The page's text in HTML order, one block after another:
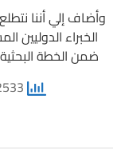
وأضاف إلي أننا
الخبراء
ضمن الخطة